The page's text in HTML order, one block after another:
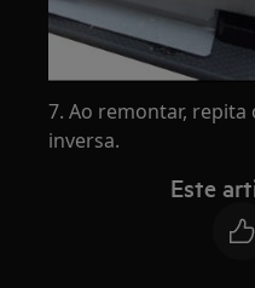
7. Ao remontar, repita
inversa.
Este